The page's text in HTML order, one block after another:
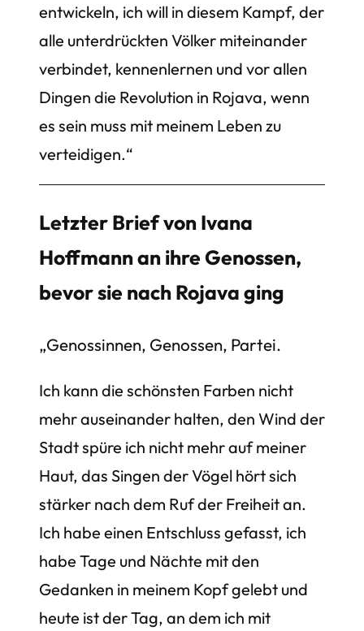
entwickeln, ich will in diesem Kampf, der
alle unterdrückten Völker miteinander
verbindet, kennenlernen und vor allen
Dingen die Revolution in Rojava, wenn
es sein muss mit meinem Leben zu
verteidigen.“
Letzter Brief von Ivana
Hoffmann an ihre Genossen,
bevor sie nach Rojava ging
„Genossinnen, Genossen, Partei.
Ich kann die schönsten Farben nicht
mehr auseinander halten, den Wind der
Stadt spüre ich nicht mehr auf meiner
Haut, das Singen der Vögel hört sich
stärker nach dem Ruf der Freiheit an.
Ich habe einen Entschluss gefasst, ich
habe Tage und Nächte mit den
Gedanken in meinem Kopf gelebt und
heute ist der Tag, an dem ich mit